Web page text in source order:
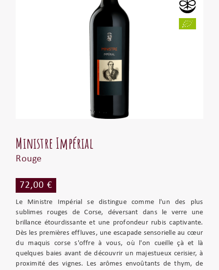
Ministre Impérial
Rouge
72,00 €
Le Ministre Impérial se distingue comme l'un des plus
sublimes rouges de Corse, déversant dans le verre une
brillance étourdissante et une profondeur rubis captivante.
Dès les premières effluves, une escapade sensorielle au cœur
du maquis corse s'offre à vous, où l'on cueille çà et là
quelques baies avant de découvrir un majestueux cerisier, à
proximité des vignes. Les arômes envoûtants de thym, de